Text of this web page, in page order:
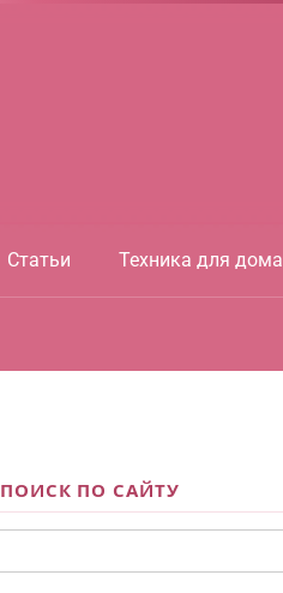
Статьи Техника для дома
ПОИСК ПО САЙТУ